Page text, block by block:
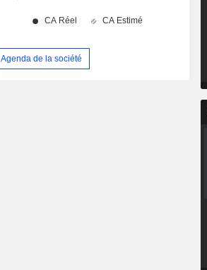
Agenda de la société